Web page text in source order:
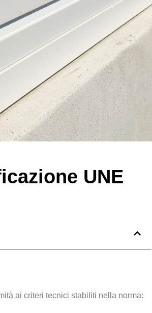
UNE
ai criteri tecnici stabiliti nella norma: